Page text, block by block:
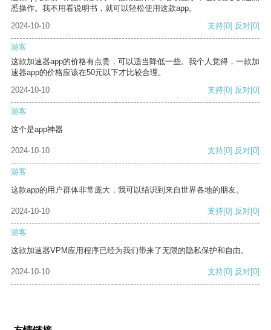
悉操作。我不用看说明书，就可以轻松使用这款app。
2024-10-10
支持[0] 反对[0]
游客
这款加速器app的价格有点贵，可以适当降低一些。我个人觉得，一款加
速器app的价格应该在50元以下才比较合理。
2024-10-10
支持[0] 反对[0]
游客
这个是app神器
2024-10-10 支持[0] 反对[0]
游客
这款app的用户群体非常庞大，我可以结识到来自世界各地的朋友。
2024-10-10 支持[0] 反对[0]
游客
这款加速器VPM应用程序已经为我们带来了无限的隐私保护和自由。
2024-10-10 支持[0] 反对[0]